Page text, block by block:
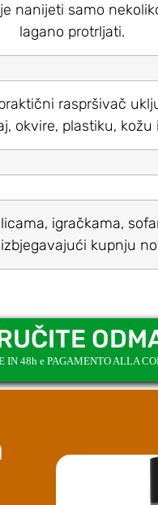
nanijeti samo
lagano protrljati.
raspršivač
okvire, plastiku, kožu
igračkama,
kupnju
IN 48h e PAGAMENTO ALLA